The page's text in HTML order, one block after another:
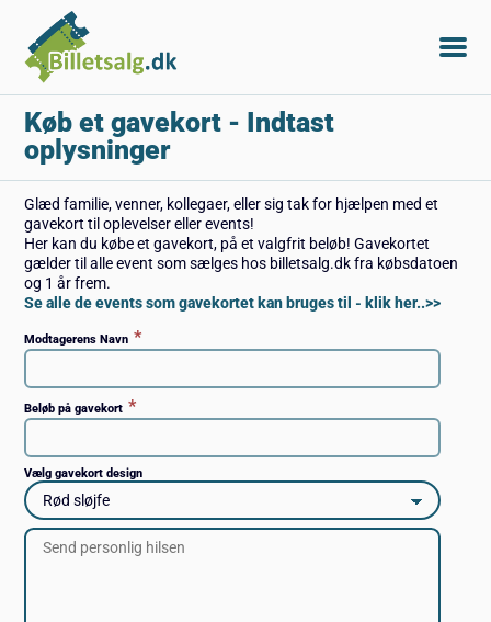
Køb et gavekort - Indtast
oplysninger
Glæd familie, venner, kollegaer, eller sig tak for hjælpen med et
gavekort til oplevelser eller events!
Her kan du købe et gavekort, på et valgfrit beløb! Gavekortet
gælder til alle event som sælges hos billetsalg.dk fra købsdatoen
og 1 år frem.
Se alle de events som gavekortet kan bruges til - klik her..>>
Modtagerens Navn *
Beløb på gavekort *
Vælg gavekort design